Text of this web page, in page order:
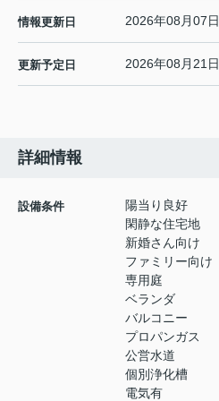
情報更新日 2026年08月07日
更新予定日 2026年08月21日
詳細情報
設備条件
陽当り良好
閑静な住宅地
新婚さん向け
ファミリー向け
専用庭
ベランダ
バルコニー
プロパンガス
公営水道
個別浄化槽
電気有